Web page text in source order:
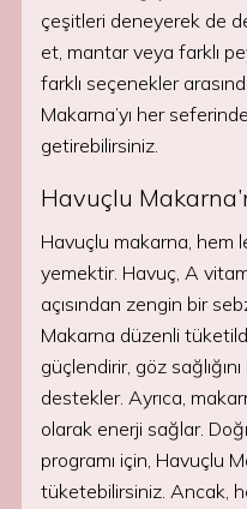
çeşitleri deneyerek de
et, mantar veya farklı
farklı seçenekler
Makarna’yı her
getirebilirsiniz.
Havuçlu
Havuçlu makarna, hem
yemektir. Havuç, A
açısından zengin bir
Makarna düzenli
güçlendirir, göz
destekler. Ayrıca,
olarak enerji sağlar.
programı için, Havuçlu
tüketebilirsiniz. Ancak,